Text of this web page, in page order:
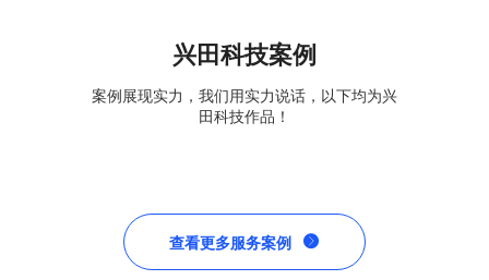
兴田科技案例
案例展现实力，我们用实力说话，以下均为兴
田科技作品！
查看更多服务案例 